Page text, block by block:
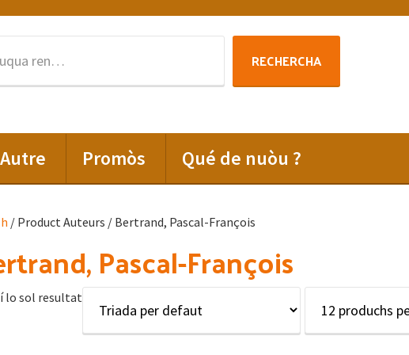
:
RECHERCHA
Autre Promòs Qué de nuòu ?
/ Product Auteurs / Bertrand, Pascal-François
Pascal-François
lo sol resultat